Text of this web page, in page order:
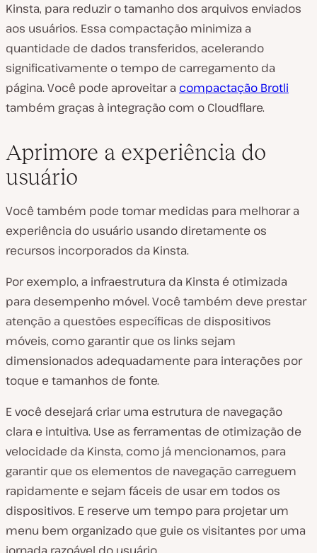
Kinsta, para reduzir o tamanho dos arquivos enviados
aos usuários. Essa compactação minimiza a
quantidade de dados transferidos, acelerando
significativamente o tempo de carregamento da
página. Você pode aproveitar a compactação Brotli
também graças à integração com o Cloudflare.
Aprimore a experiência do
usuário
Você também pode tomar medidas para melhorar a
experiência do usuário usando diretamente os
recursos incorporados da Kinsta.
Por exemplo, a infraestrutura da Kinsta é otimizada
para desempenho móvel. Você também deve prestar
atenção a questões específicas de dispositivos
móveis, como garantir que os links sejam
dimensionados adequadamente para interações por
toque e tamanhos de fonte.
E você desejará criar uma estrutura de navegação
clara e intuitiva. Use as ferramentas de otimização de
velocidade da Kinsta, como já mencionamos, para
garantir que os elementos de navegação carreguem
rapidamente e sejam fáceis de usar em todos os
dispositivos. E reserve um tempo para projetar um
menu bem organizado que guie os visitantes por uma